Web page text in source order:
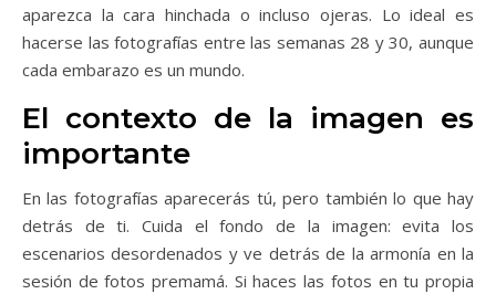
aparezca la cara hinchada o incluso ojeras. Lo ideal es
hacerse las fotografías entre las semanas 28 y 30, aunque
cada embarazo es un mundo.
El contexto de la imagen es
importante
En las fotografías aparecerás tú, pero también lo que hay
detrás de ti. Cuida el fondo de la imagen: evita los
escenarios desordenados y ve detrás de la armonía en la
sesión de fotos premamá. Si haces las fotos en tu propia